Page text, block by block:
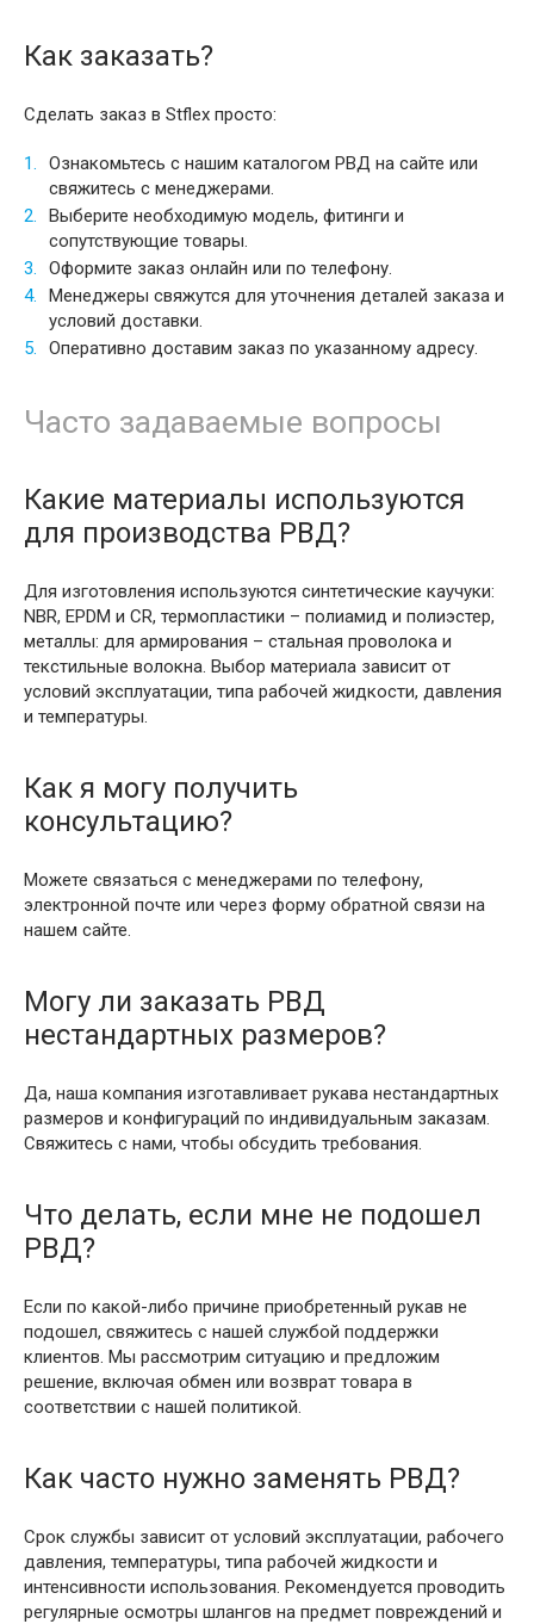
Как заказать?
Сделать заказ в Stflex просто:
Ознакомьтесь с нашим каталогом РВД на сайте или
свяжитесь с менеджерами.
Выберите необходимую модель, фитинги и
сопутствующие товары.
Оформите заказ онлайн или по телефону.
Менеджеры свяжутся для уточнения деталей заказа и
условий доставки.
Оперативно доставим заказ по указанному адресу.
Часто задаваемые вопросы
Какие материалы используются
для производства РВД?
Для изготовления используются синтетические каучуки:
NBR, EPDM и CR, термопластики – полиамид и полиэстер,
металлы: для армирования – стальная проволока и
текстильные волокна. Выбор материала зависит от
условий эксплуатации, типа рабочей жидкости, давления
и температуры.
Как я могу получить
консультацию?
Можете связаться с менеджерами по телефону,
электронной почте или через форму обратной связи на
нашем сайте.
Могу ли заказать РВД
нестандартных размеров?
Да, наша компания изготавливает рукава нестандартных
размеров и конфигураций по индивидуальным заказам.
Свяжитесь с нами, чтобы обсудить требования.
Что делать, если мне не подошел
РВД?
Если по какой-либо причине приобретенный рукав не
подошел, свяжитесь с нашей службой поддержки
клиентов. Мы рассмотрим ситуацию и предложим
решение, включая обмен или возврат товара в
соответствии с нашей политикой.
Как часто нужно заменять РВД?
Срок службы зависит от условий эксплуатации, рабочего
давления, температуры, типа рабочей жидкости и
интенсивности использования. Рекомендуется проводить
регулярные осмотры шлангов на предмет повреждений и